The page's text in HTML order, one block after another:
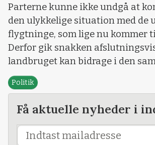
Parterne kunne ikke undgå at
den ulykkelige situation med de
flygtninge, som lige nu kommer
Derfor gik snakken
landbruget kan bidrage i den
Politik
Få aktuelle nyheder i